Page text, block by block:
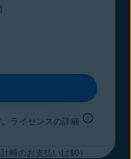
ライセンスの詳細
計時のお支払いは$0）